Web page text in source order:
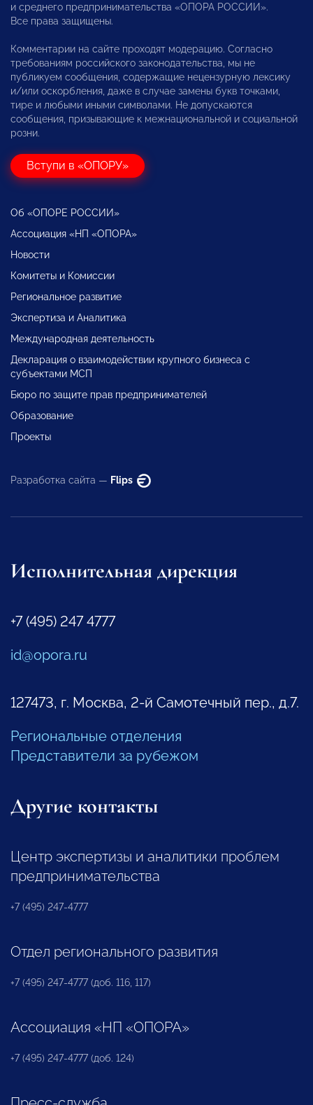
и среднего предпринимательства «ОПОРА РОССИИ».
Все права защищены.
Комментарии на сайте проходят модерацию. Согласно
требованиям российского законодательства, мы не
публикуем сообщения, содержащие нецензурную лексику
и/или оскорбления, даже в случае замены букв точками,
тире и любыми иными символами. Не допускаются
сообщения, призывающие к межнациональной и социальной
розни.
Вступи в «ОПОРУ»
Об «ОПОРЕ РОССИИ»
Ассоциация «НП «ОПОРА»
Новости
Комитеты и Комиссии
Региональное развитие
Экспертиза и Аналитика
Международная деятельность
Декларация о взаимодействии крупного бизнеса с
субъектами МСП
Бюро по защите прав предпринимателей
Образование
Проекты
Разработка сайта — Flips
Исполнительная дирекция
+7 (495) 247 4777
id@opora.ru
127473, г. Москва, 2-й Самотечный пер., д.7.
Региональные отделения
Представители за рубежом
Другие контакты
Центр экспертизы и аналитики проблем
предпринимательства
+7 (495) 247-4777
Отдел регионального развития
+7 (495) 247-4777 (доб. 116, 117)
Ассоциация «НП «ОПОРА»
+7 (495) 247-4777 (доб. 124)